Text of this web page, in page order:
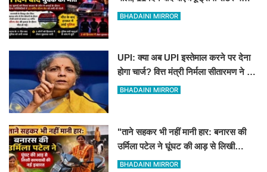
युवक की मौत
BHADAINI MIRROR
UPI: क्या अब UPI इस्तेमाल करने पर देना
होगा चार्ज? वित्त मंत्री निर्मला सीतारमण ने दी
सफाई
BHADAINI MIRROR
"ताने सहकर भी नहीं मानी हार: बनारस की
उर्मिला पटेल ने घूंघट की आड़ से लिखी
कामयाबी की नई इबारत"
BHADAINI MIRROR